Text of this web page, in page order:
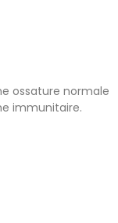
ossature normale
immunitaire.